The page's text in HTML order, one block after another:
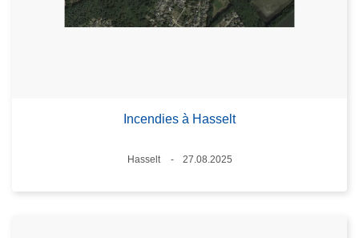
Incendies à Hasselt
Lieux
Hasselt
27.08.2025